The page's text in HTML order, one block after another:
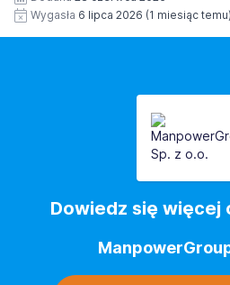
Wygasła 6 lipca 2026 (1 miesiąc temu)
Dowiedz się więcej